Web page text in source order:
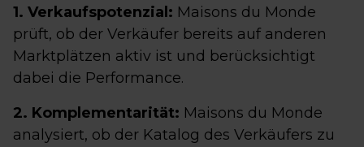
1. Verkaufspotenzial: Maisons du Monde
prüft, ob der Verkäufer bereits auf anderen
Marktplätzen aktiv ist und berücksichtigt
dabei die Performance.
2. Komplementarität: Maisons du Monde
analysiert, ob der Katalog des Verkäufers zu